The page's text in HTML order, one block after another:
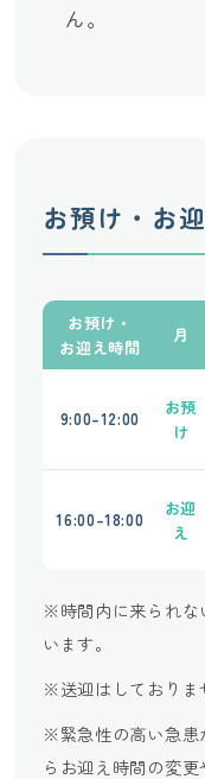
ん。
お預け・お
お預け・
お迎え時間
月
9:00-12:00
お預
け
16:00-18:00
お迎
え
※時間内に来られな
います。
※送迎はしておりま
※緊急性の高い急患
らお迎え時間の変